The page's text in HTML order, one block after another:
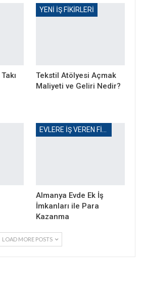
YENI İŞ FIKIRLERI
Tekstil Atölyesi Açmak
Maliyeti ve Geliri Nedir?
Almanya Evde Ek İş
İmkanları ile Para
Kazanma
LOAD MORE POSTS